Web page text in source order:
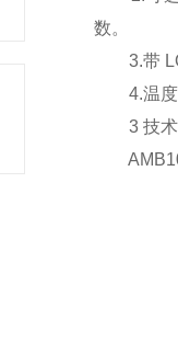
数。
3.带
4.温度传
3 技术